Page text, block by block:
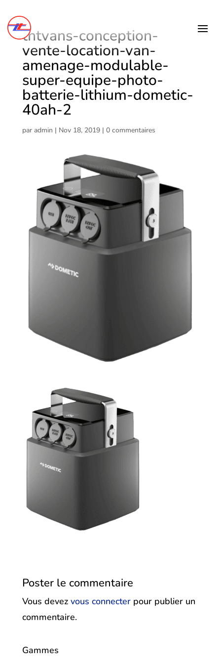
tntvans-conception-
vente-location-van-
amenage-modulable-
super-equipe-photo-
batterie-lithium-dometic-
40ah-2
par admin | Nov 18, 2019| 0 commentaires
Poster le commentaire
Vous devez vous connecterpour publier un
commentaire.
Gammes